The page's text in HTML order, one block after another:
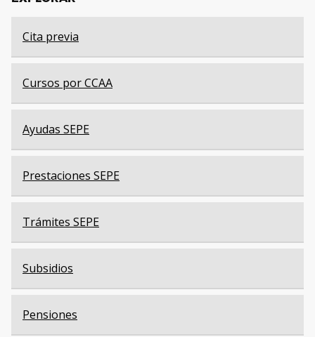
Cita previa
Cursos por CCAA
Ayudas SEPE
Prestaciones SEPE
Trámites SEPE
Subsidios
Pensiones